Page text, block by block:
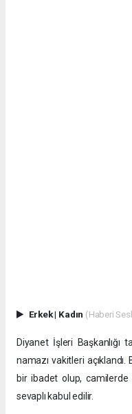
Erkek| Kadın (Haberi
Diyanet İşleri Başkanlığı
namazı vakitleri
bir ibadet olup, camilerde
sevaplı kabul edilir.